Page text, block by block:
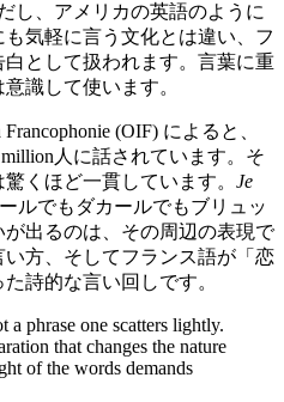
し、アメリカの英語のように
も気軽に言う文化とは違い、フ
白として扱われます。言葉に重
識して使います。
(OIF) によると、
人に話されています。そ
くほど一貫しています。 Je
ルでもダカールでもブリュッ
出るのは、その周辺の表現で
方、そしてフランス語が「恋
詩的な言い回しです。
a phrase one scatters lightly.
that changes the nature
of the words demands